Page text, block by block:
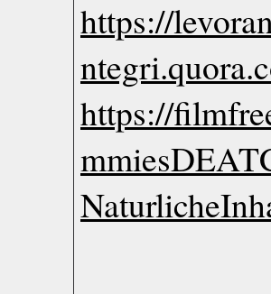
https://
https://